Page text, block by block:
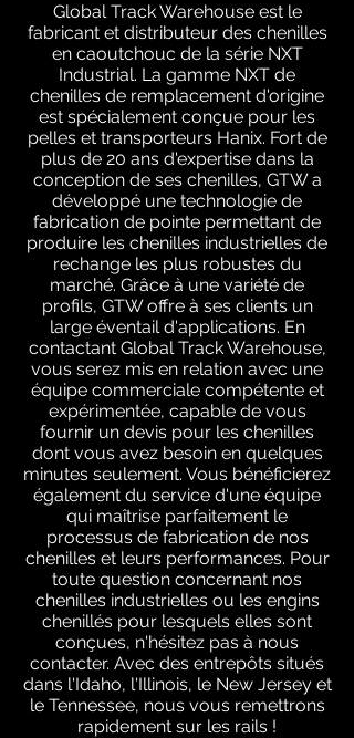
Global Track Warehouse est le
fabricant et distributeur des chenilles
en caoutchouc de la série NXT
Industrial. La gamme NXT de
chenilles de remplacement d'origine
est spécialement conçue pour les
pelles et transporteurs Hanix. Fort de
plus de 20 ans d'expertise dans la
conception de ses chenilles, GTW a
développé une technologie de
fabrication de pointe permettant de
produire les chenilles industrielles de
rechange les plus robustes du
marché. Grâce à une variété de
profils, GTW offre à ses clients un
large éventail d'applications. En
contactant Global Track Warehouse,
vous serez mis en relation avec une
équipe commerciale compétente et
expérimentée, capable de vous
fournir un devis pour les chenilles
dont vous avez besoin en quelques
minutes seulement. Vous bénéficierez
également du service d'une équipe
qui maîtrise parfaitement le
processus de fabrication de nos
chenilles et leurs performances. Pour
toute question concernant nos
chenilles industrielles ou les engins
chenillés pour lesquels elles sont
conçues, n'hésitez pas à nous
contacter. Avec des entrepôts situés
dans l'Idaho, l'Illinois, le New Jersey et
le Tennessee, nous vous remettrons
rapidement sur les rails !